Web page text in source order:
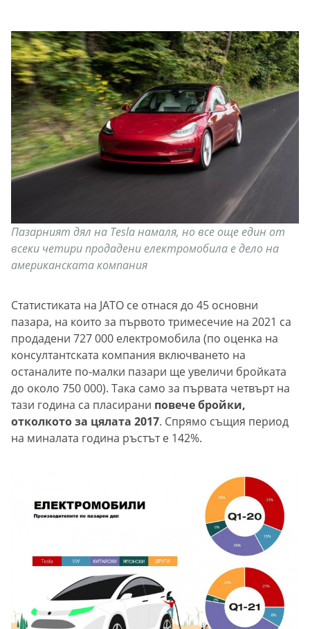
Пазарният дял на Tesla намаля, но все още един от
всеки четири продадени електромобила е дело на
американската компания
Статистиката на JATO се отнася до 45 основни
пазара, на които за първото тримесечие на 2021 са
продадени 727 000 eлектромобила (по оценка на
консултантската компания включването на
останалите по-малки пазари ще увеличи бройката
до около 750 000). Така само за първата четвърт на
тази година са пласирани повече бройки,
отколкото за цялата 2017. Спрямо същия период
на миналата година ръстът е 142%.